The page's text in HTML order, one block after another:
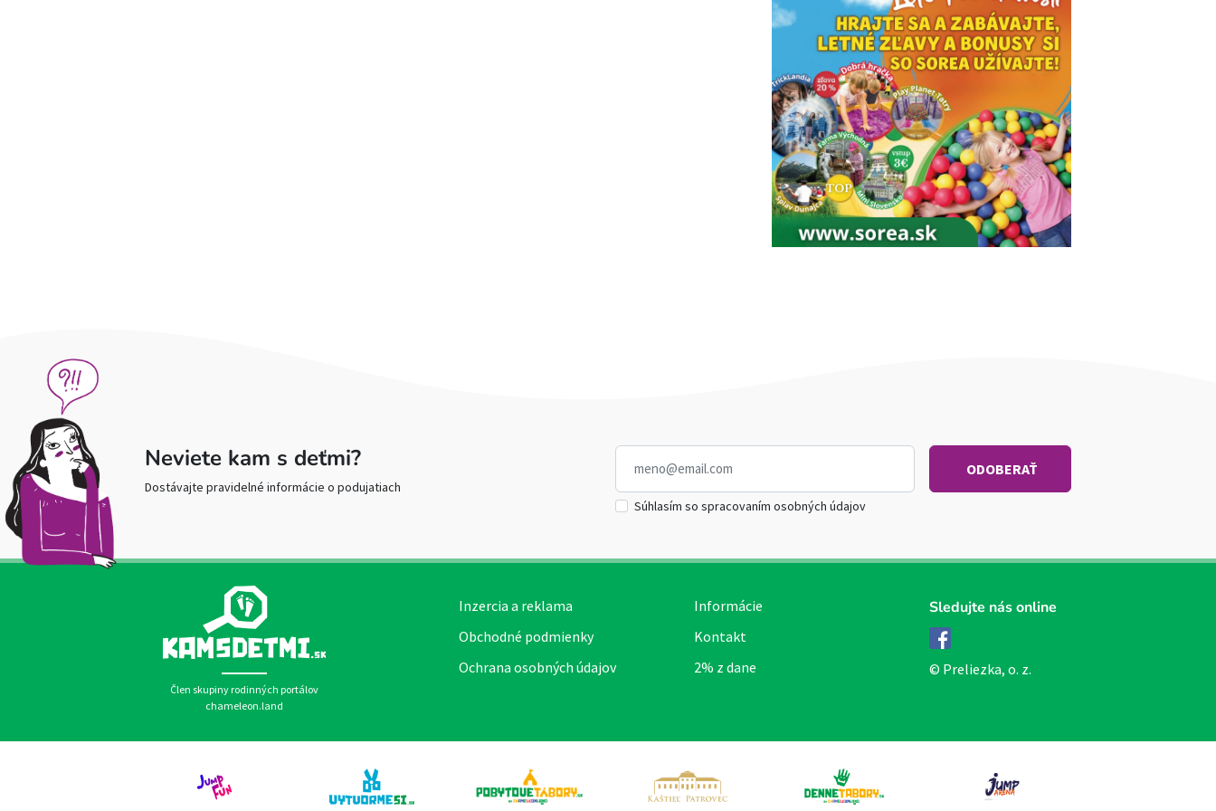
Neviete kam s deťmi?
Dostávajte pravidelné informácie o podujatiach
Súhlasím so spracovaním osobných údajov
Člen skupiny rodinných portálov
chameleon.land
Inzercia a reklama
Obchodné podmienky
Ochrana osobných údajov
Informácie
Kontakt
2% z dane
Sledujte nás online
© Preliezka, o. z.